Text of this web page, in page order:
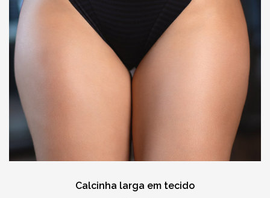
Calcinha larga em tecido